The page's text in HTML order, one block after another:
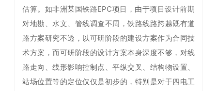
估算。如非洲某国铁路EPC项目，由于项目设计前期
对地勘、水文、管线调查不周，铁路线路跨越既有道
路方案研究不透，以可研阶段的建设方案作为合同技
术方案，而可研阶段的设计方案本身深度不够，对线
路走向、线形影响控制点、平纵交叉、结构物设置、
站场位置等的定位仅仅是初步的，特别是对于四电工